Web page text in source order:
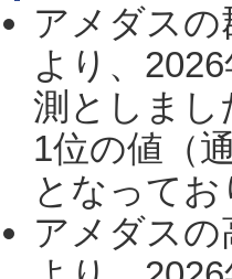
アメダスの
より、
測としまし
1位の値（
となって
アメダスの